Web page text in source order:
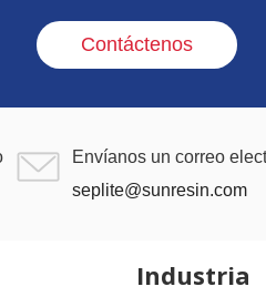
Contáctenos
Envíanos un correo
seplite@sunresin.com
Industria